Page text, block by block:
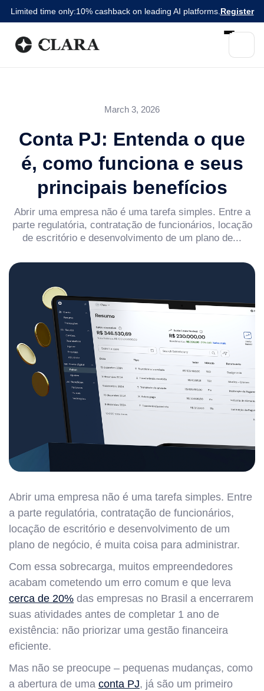
Limited time only:10% cashback on leading AI platforms. Register
March 3, 2026
Conta PJ: Entenda o que
é, como funciona e seus
principais benefícios
Abrir uma empresa não é uma tarefa simples. Entre a
parte regulatória, contratação de funcionários, locação
de escritório e desenvolvimento de um plano de...
Abrir uma empresa não é uma tarefa simples. Entre
a parte regulatória, contratação de funcionários,
locação de escritório e desenvolvimento de um
plano de negócio, é muita coisa para administrar.
Com essa sobrecarga, muitos empreendedores
acabam cometendo um erro comum e que leva
cerca de 20% das empresas no Brasil a encerrarem
suas atividades antes de completar 1 ano de
existência: não priorizar uma gestão financeira
eficiente.
Mas não se preocupe – pequenas mudanças, como
a abertura de uma conta PJ, já são um primeiro